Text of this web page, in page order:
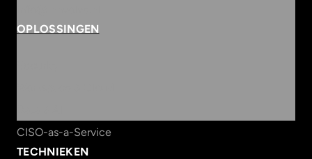
OPLOSSINGEN
CISO-as-a-Service
TECHNIEKEN